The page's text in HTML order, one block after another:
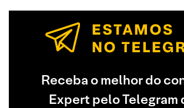
Receba o melhor do
Expert pelo Telegram